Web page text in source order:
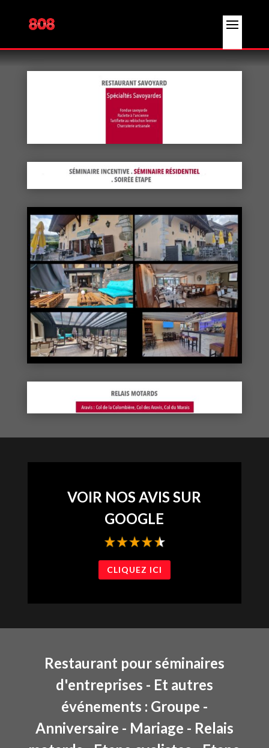
VOIR NOS AVIS SUR
GOOGLE
CLIQUEZ ICI
Restaurant pour séminaires
d'entreprises - Et autres
événements : Groupe -
Anniversaire - Mariage - Relais